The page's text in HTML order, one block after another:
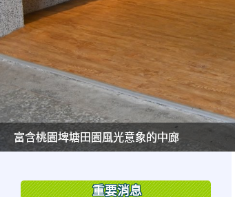
美麗的操場是我們活力的來源
美麗的操場是我們活力的來源
煥然一新的小司令台
煥然一新的小司令台
富含桃園埤塘田園風光意象的中廊
富含桃園埤塘田園風光意象的中廊
嶄新的中庭廣場
嶄新的中庭廣場
水生池生生不息
水生池生生不息
重要消息